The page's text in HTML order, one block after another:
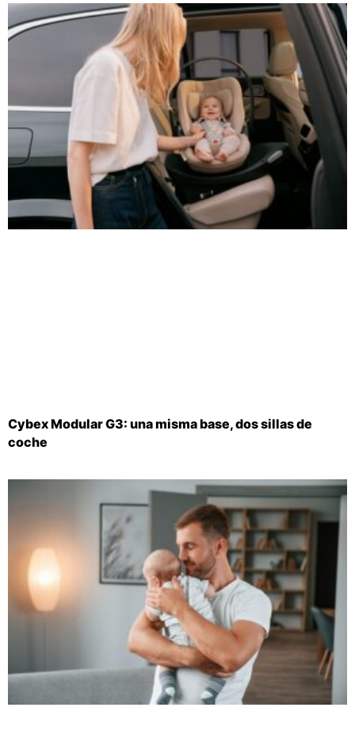
Cybex Modular G3: una misma base, dos sillas de
coche